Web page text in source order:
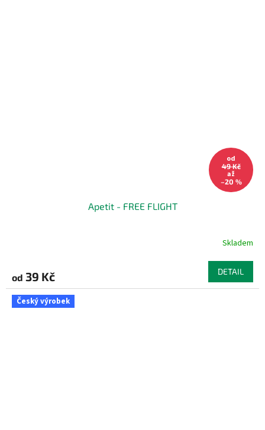
od
49 Kč
až
–20 %
Apetit - FREE FLIGHT
Skladem
od 39 Kč DETAIL
Český výrobek